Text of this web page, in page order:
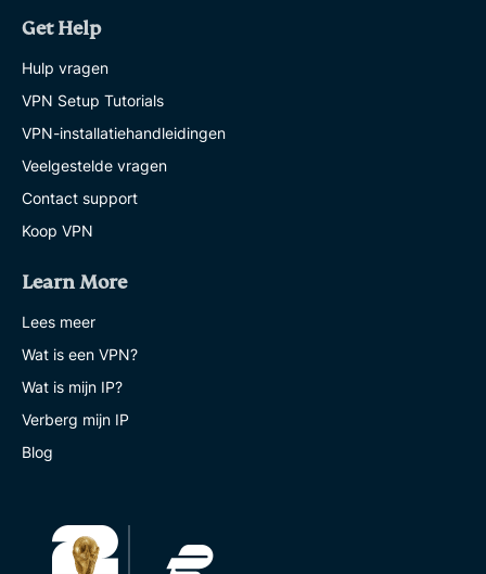
Get Help
Hulp vragen
VPN Setup Tutorials
VPN-installatiehandleidingen
Veelgestelde vragen
Contact support
Koop VPN
Learn More
Lees meer
Wat is een VPN?
Wat is mijn IP?
Verberg mijn IP
Blog